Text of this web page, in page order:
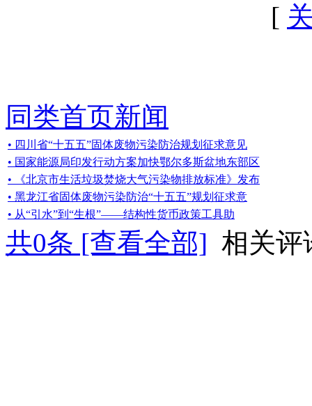
[
同类首页新闻
• 四川省“十五五”固体废物污染防治规划征求意见
• 国家能源局印发行动方案加快鄂尔多斯盆地东部区
• 《北京市生活垃圾焚烧大气污染物排放标准》发布
• 黑龙江省固体废物污染防治“十五五”规划征求意
• 从“引水”到“生根”——结构性货币政策工具助
共0条 [查看全部] 相关评